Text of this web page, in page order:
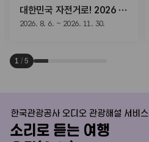
대한민국 자전거로! 2026 동네방네 라이딩
2026. 8. 6. ~ 2026. 11. 30.
1 / 5